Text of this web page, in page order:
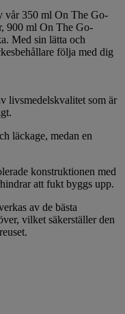
vår 350 ml On The Go-
900 ml On The Go-
Med sin lätta och
följa med dig
livsmedelskvalitet som är
läckage, medan en
konstruktionen med
att fukt byggs upp.
av de bästa
vilket säkerställer den